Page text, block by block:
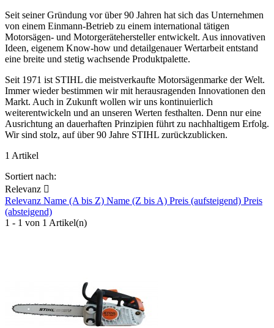
Seit seiner Gründung vor über 90 Jahren hat sich das Unternehmen
von einem Einmann-Betrieb zu einem international tätigen
Motorsägen- und Motorgerätehersteller entwickelt. Aus innovativen
Ideen, eigenem Know-how und detailgenauer Wertarbeit entstand
eine breite und stetig wachsende Produktpalette.
Seit 1971 ist STIHL die meistverkaufte Motorsägenmarke der Welt.
Immer wieder bestimmen wir mit herausragenden Innovationen den
Markt. Auch in Zukunft wollen wir uns kontinuierlich
weiterentwickeln und an unseren Werten festhalten. Denn nur eine
Ausrichtung an dauerhaften Prinzipien führt zu nachhaltigem Erfolg.
Wir sind stolz, auf über 90 Jahre STIHL zurückzublicken.
1 Artikel
Sortiert nach:
Relevanz 
Relevanz Name (A bis Z) Name (Z bis A) Preis (aufsteigend) Preis
(absteigend)
1 - 1 von 1 Artikel(n)